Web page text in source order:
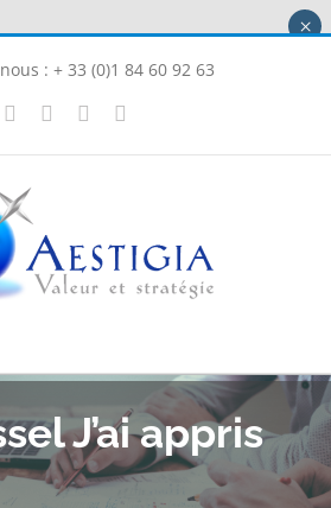
: + 33 (0)1 84 60 92 63
LinkedInInstagram
J’ai appris
×